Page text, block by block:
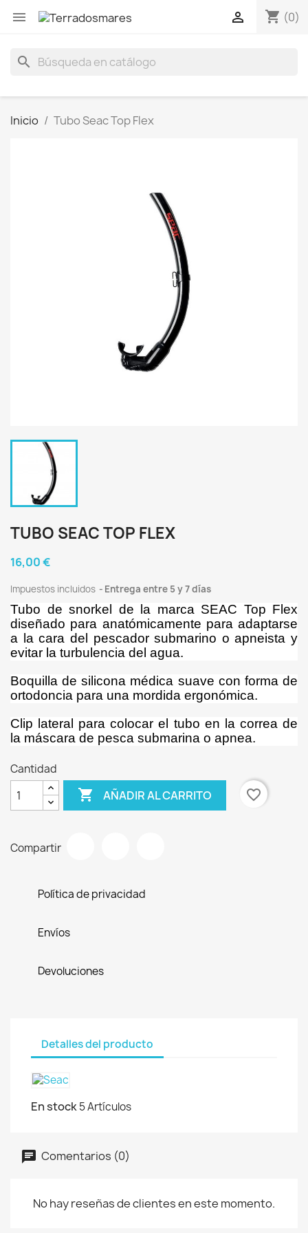
 shopping_cart (0)

search
Inicio Tubo Seac Top Flex
TUBO SEAC TOP FLEX
16,00 €
Impuestos incluidos Entrega entre 5 y 7 días
Tubo de snorkel de la marca SEAC Top Flex
diseñado para anatómicamente para adaptarse
a la cara del pescador submarino o apneista y
evitar la turbulencia del agua.
Boquilla de silicona médica suave con forma de
ortodoncia para una mordida ergonómica.
Clip lateral para colocar el tubo en la correa de
la máscara de pesca submarina o apnea.
Cantidad
 AÑADIR AL CARRITO favorite_border
Compartir
Política de privacidad
Envíos
Devoluciones
Detalles del producto
En stock5 Artículos
Comentarios (0)
No hay reseñas de clientes en este momento.